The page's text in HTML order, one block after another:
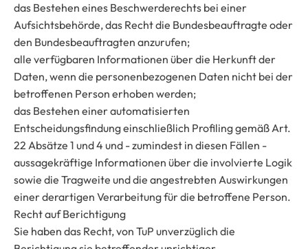
das Bestehen eines Beschwerderechts bei einer
Aufsichtsbehörde, das Recht die Bundesbeauftragte oder
den Bundesbeauftragten anzurufen;
alle verfügbaren Informationen über die Herkunft der
Daten, wenn die personenbezogenen Daten nicht bei der
betroffenen Person erhoben werden;
das Bestehen einer automatisierten
Entscheidungsfindung einschließlich Profiling gemäß Art.
22 Absätze 1 und 4 und - zumindest in diesen Fällen -
aussagekräftige Informationen über die involvierte Logik
sowie die Tragweite und die angestrebten Auswirkungen
einer derartigen Verarbeitung für die betroffene Person.
Recht auf Berichtigung
Sie haben das Recht, von TuP unverzüglich die